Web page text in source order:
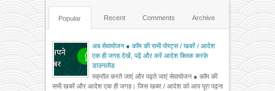
Popular Recent Comments Archive
अब सेवायोजन ● कॉम की सभी पोस्ट्स / खबरें / आदेश
एक ही जगह देखें, पढ़ें और करें आदेश क्लिक करके
डाउनलोड
स्क्रॉल करते जाएं और पढ़ते जाएं सेवायोजन ● कॉम की
सभी खबरें और आदेश एक ही जगह। जिस खबर / आदेश को आप पूरा पढ़ना